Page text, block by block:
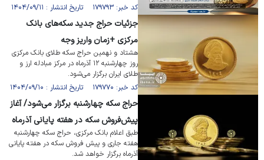
کد خبر: ۱۷۹۷۹۳ تاریخ انتشار : ۱۴۰۴/۰۹/۱۱
جزئیات حراج جدید سکه‌های بانک
مرکزی +زمان واریز وجه
هشتاد و نهمین حراج سکه طلای بانک مرکزی
روز چهارشنبه ۱۲ آذرماه در مرکز مبادله ارز و
طلای ایران برگزار می‌شود.
کد خبر: ۱۷۹۷۷۰ تاریخ انتشار : ۱۴۰۴/۰۹/۱۰
حراج سکه چهارشنبه برگزار می‌شود/ آغاز
پیش‌فروش سکه در هفته پایانی آذر‌ماه
طبق اعلام بانک مرکزی، حراج سکه چهارشنبه
هفته جاری و پیش فروش سکه در هفته پایانی
آذرماه برگزار خواهد شد.